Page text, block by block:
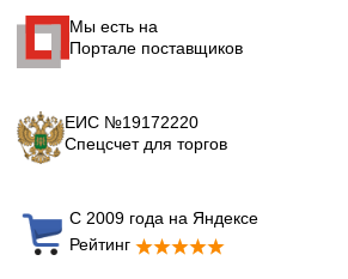
Мы есть на
Портале поставщиков
ЕИС №19172220
Спецсчет для торгов
С 2009 года на Яндексе
Рейтинг